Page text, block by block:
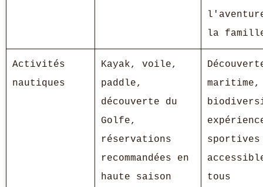
la
Activités
nautiques
Kayak, voile,
paddle,
découverte du
Golfe,
réservations
recommandées en
haute saison
maritime,
sportives
tous